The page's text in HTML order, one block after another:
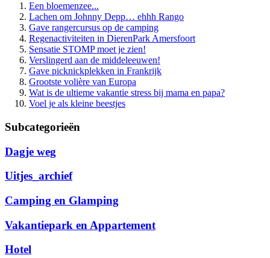
Een bloemenzee...
Lachen om Johnny Depp… ehhh Rango
Gave rangercursus op de camping
Regenactiviteiten in DierenPark Amersfoort
Sensatie STOMP moet je zien!
Verslingerd aan de middeleeuwen!
Gave picknickplekken in Frankrijk
Grootste volière van Europa
Wat is de ultieme vakantie stress bij mama en papa?
Voel je als kleine beestjes
Subcategorieën
Dagje weg
Uitjes_archief
Camping en Glamping
Vakantiepark en Appartement
Hotel